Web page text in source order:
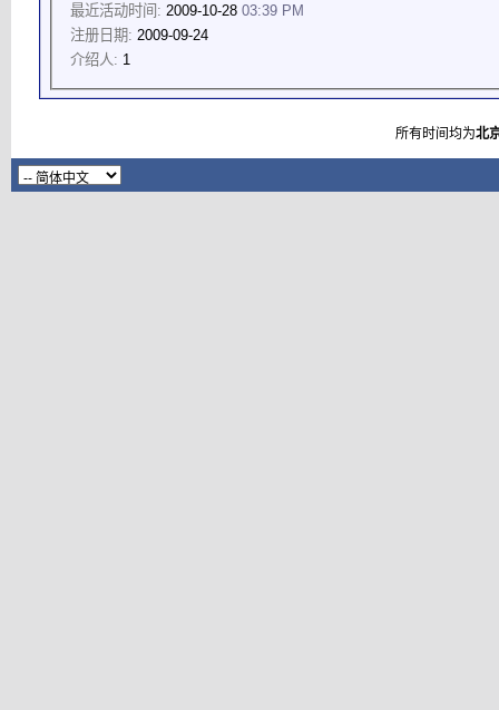
最近活动时间: 2009-10-28 03:39 PM
注册日期: 2009-09-24
介绍人: 1
所有时间均为北